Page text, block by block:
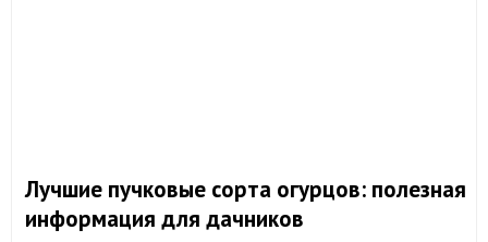
​Лучшие пучковые сорта огурцов: полезная
информация для дачников